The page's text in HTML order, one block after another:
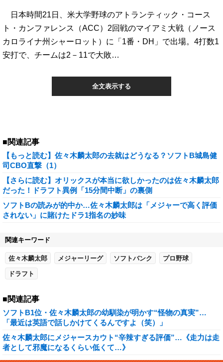
日本時間21日、米大学野球のアトランティック・コース
ト・カンファレンス（ACC）2回戦のマイアミ大戦（ノース
カロライナ州シャーロット）に「1番・DH」で出場。4打数1
安打で、チームは2－11で大敗…
全文表示する
■関連記事
【もっと読む】佐々木麟太郎の去就はどうなる？ソフトB城島健
司CBO直撃（1）
【さらに読む】オリックスが本当に欲しかったのは佐々木麟太郎
だった！ドラフト異例「15分間中断」の裏側
ソフトBの読みが的中か…佐々木麟太郎は「メジャーで高く評価
されない」に賭けたドラ1指名の妙味
関連キーワード
佐々木麟太郎 メジャーリーグ ソフトバンク プロ野球
ドラフト
■関連記事
ソフトB1位・佐々木麟太郎の幼馴染が明かす“怪物の真実”…
「最近は英語で話しかけてくるんですよ（笑）」
佐々木麟太郎にメジャースカウト“辛辣すぎる評価”…《走力は走
者として邪魔になるくらい低くて…》